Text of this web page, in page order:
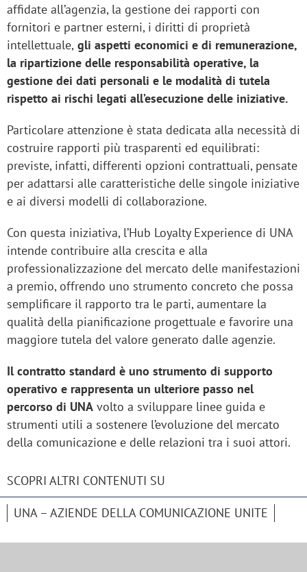
affidate all’agenzia, la gestione dei rapporti con
fornitori e partner esterni, i diritti di proprietà
intellettuale, gli aspetti economici e di remunerazione,
la ripartizione delle responsabilità operative, la
gestione dei dati personali e le modalità di tutela
rispetto ai rischi legati all’esecuzione delle iniziative.
Particolare attenzione è stata dedicata alla necessità di
costruire rapporti più trasparenti ed equilibrati:
previste, infatti, differenti opzioni contrattuali, pensate
per adattarsi alle caratteristiche delle singole iniziative
e ai diversi modelli di collaborazione.
Con questa iniziativa, l’Hub Loyalty Experience di UNA
intende contribuire alla crescita e alla
professionalizzazione del mercato delle manifestazioni
a premio, offrendo uno strumento concreto che possa
semplificare il rapporto tra le parti, aumentare la
qualità della pianificazione progettuale e favorire una
maggiore tutela del valore generato dalle agenzie.
Il contratto standard è uno strumento di supporto
operativo e rappresenta un ulteriore passo nel
percorso di UNA volto a sviluppare linee guida e
strumenti utili a sostenere l’evoluzione del mercato
della comunicazione e delle relazioni tra i suoi attori.
SCOPRI ALTRI CONTENUTI SU
UNA – AZIENDE DELLA COMUNICAZIONE UNITE